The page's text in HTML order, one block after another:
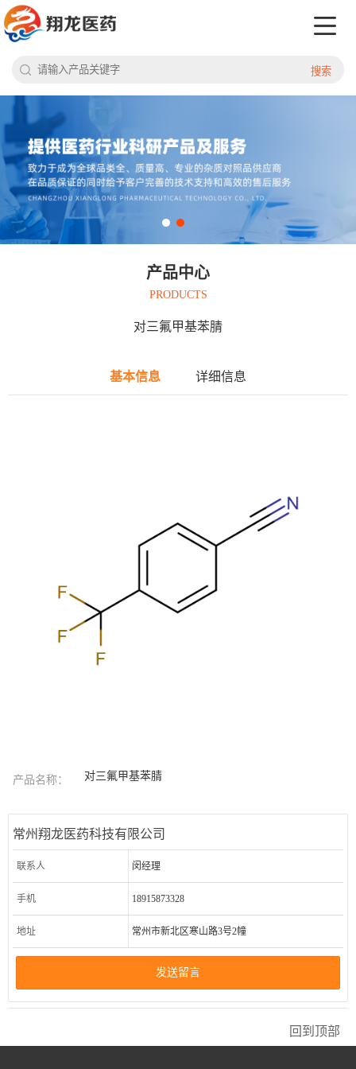
搜索
产品中心
PRODUCTS
对三氟甲基苯腈
基本信息 详细信息
产品名称： 对三氟甲基苯腈
常州翔龙医药科技有限公司
联系人 闵经理
手机 18915873328
地址 常州市新北区寒山路3号2幢
发送留言
回到顶部